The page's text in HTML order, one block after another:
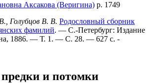
Аксакова (Веригина) р. 1749
Голубцов В. В. Родословный сборник
фамилий. — С.-Петербург: Издание
1886. — Т. 1. — С. 28. — 627 с. -
и потомки